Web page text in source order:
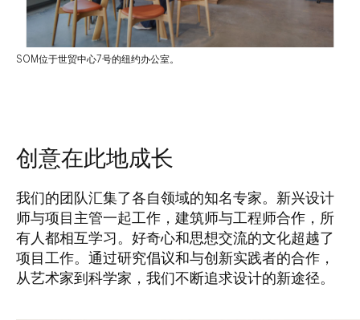
SOM位于世贸中心7号的纽约办公室。
创意在此地成长
我们的团队汇集了各自领域的知名专家。新兴设计
师与项目主管一起工作，建筑师与工程师合作，所
有人都相互学习。好奇心和思想交流的文化超越了
项目工作。通过研究倡议和与创新实践者的合作，
从艺术家到科学家，我们不断追求设计的新途径。